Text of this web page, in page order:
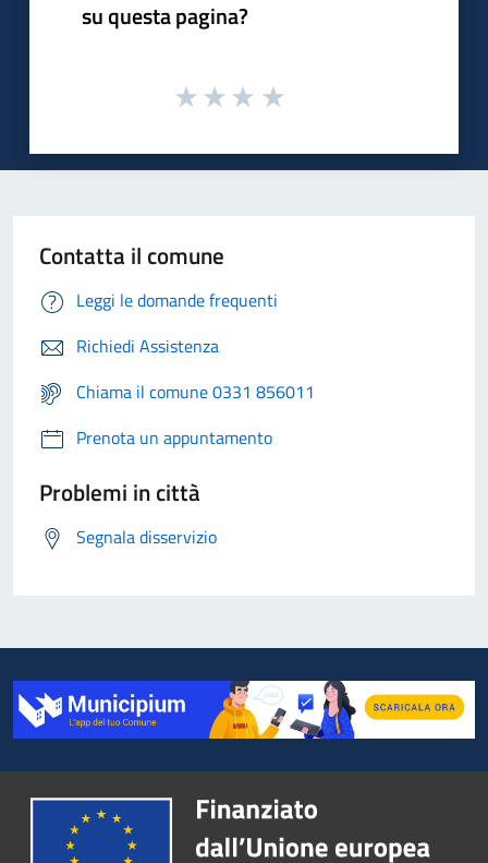
su questa pagina?
Contatta il comune
Leggi le domande frequenti
Richiedi Assistenza
Chiama il comune 0331 856011
Prenota un appuntamento
Problemi in città
Segnala disservizio